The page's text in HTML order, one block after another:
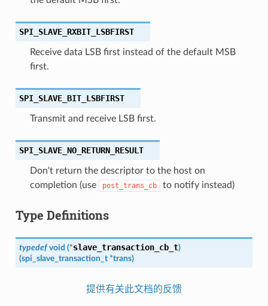
SPI_SLAVE_RXBIT_LSBFIRST
Receive data LSB first instead of the default MSB
first.
SPI_SLAVE_BIT_LSBFIRST
Transmit and receive LSB first.
SPI_SLAVE_NO_RETURN_RESULT
Don't return the descriptor to the host on
completion (use
post_trans_cb to notify instead)
Type Definitions
typedef void (*slave_transaction_cb_t)
(spi_slave_transaction_t *trans)
提供有关此文档的反馈